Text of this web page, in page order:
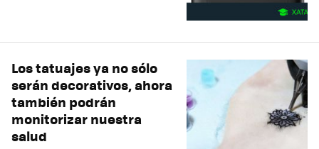
Los tatuajes ya no sólo
serán decorativos, ahora
también podrán
monitorizar nuestra
salud